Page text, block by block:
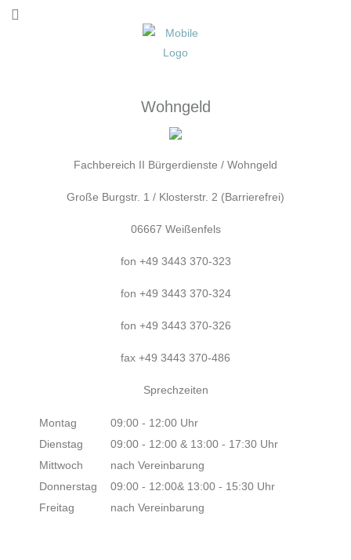
Wohngeld
Fachbereich II Bürgerdienste / Wohngeld
Große Burgstr. 1 / Klosterstr. 2 (Barrierefrei)
06667 Weißenfels
fon +49 3443 370-323
fon +49 3443 370-324
fon +49 3443 370-326
fax +49 3443 370-486
Sprechzeiten
Montag
09:00 - 12:00 Uhr
Dienstag
09:00 - 12:00 & 13:00 - 17:30 Uhr
Mittwoch
nach Vereinbarung
Donnerstag
09:00 - 12:00& 13:00 - 15:30 Uhr
Freitag
nach Vereinbarung